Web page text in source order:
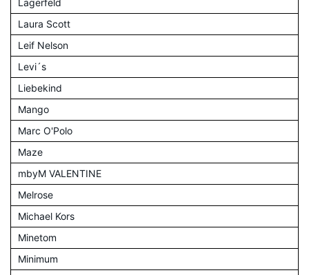
Laura Scott
Leif Nelson
Levi´s
Liebekind
Mango
Marc O'Polo
Maze
mbyM VALENTINE
Melrose
Michael Kors
Minetom
Minimum